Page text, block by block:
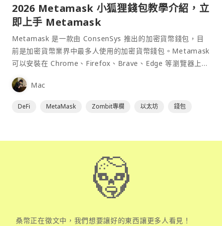
2026 Metamask 小狐狸錢包教學介紹，立
即上手 Metamask
Metamask 是一款由 ConsenSys 推出的加密貨幣錢包，目
前是加密貨幣業界中最多人使用的加密貨幣錢包。Metamask
可以安裝在 Chrome、Firefox、Brave、Edge 等瀏覽器上作
為插件使用，具備許多功能且使用上非常方便。
Mac
DeFi MetaMask Zombit專欄 以太坊 錢包
桑幣正在徵文中，我們想要讓好的東西讓更多人看見！